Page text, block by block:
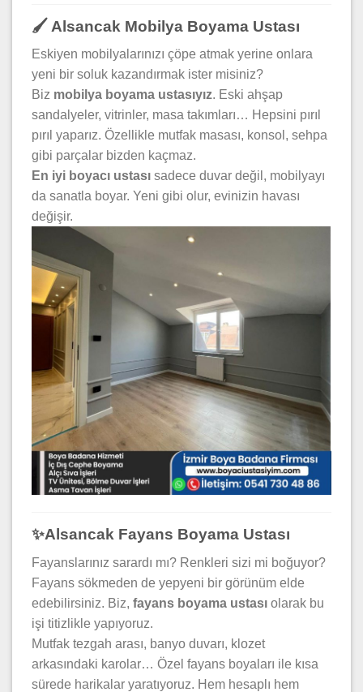
🖌️ Alsancak Mobilya Boyama Ustası
Eskiyen mobilyalarınızı çöpe atmak yerine onlara
yeni bir soluk kazandırmak ister misiniz?
Biz mobilya boyama ustasıyız. Eski ahşap
sandalyeler, vitrinler, masa takımları… Hepsini pırıl
pırıl yaparız. Özellikle mutfak masası, konsol, sehpa
gibi parçalar bizden kaçmaz.
En iyi boyacı ustası sadece duvar değil, mobilyayı
da sanatla boyar. Yeni gibi olur, evinizin havası
değişir.
✨Alsancak Fayans Boyama Ustası
Fayanslarınız sarardı mı? Renkleri sizi mi boğuyor?
Fayans sökmeden de yepyeni bir görünüm elde
edebilirsiniz. Biz, fayans boyama ustası olarak bu
işi titizlikle yapıyoruz.
Mutfak tezgah arası, banyo duvarı, klozet
arkasındaki karolar… Özel fayans boyaları ile kısa
sürede harikalar yaratıyoruz. Hem hesaplı hem